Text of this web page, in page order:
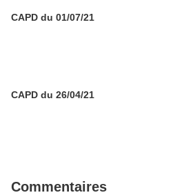
CAPD du 01/07/21
CAPD du 26/04/21
Commentaires